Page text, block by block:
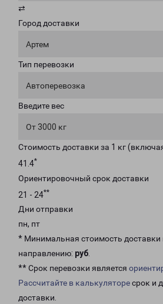
⇄
Город доставки
Артем
Тип перевозки
Автоперевозка
Введите вес
От 3000 кг
Стоимость доставки за 1 кг
41.4*
Ориентировочный срок доставки
21 - 24**
Дни отправки
пн, пт
* Минимальная стоимость
направлению: руб.
** Срок перевозки является
Рассчитайте в калькуляторесрок и
доставки.